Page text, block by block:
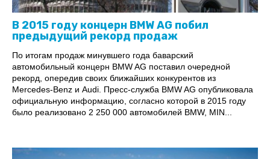
В 2015 году концерн BMW AG побил
предыдущий рекорд продаж
По итогам продаж минувшего года баварский
автомобильный концерн BMW AG поставил очередной
рекорд, опередив своих ближайших конкурентов из
Mercedes-Benz и Audi. Пресс-служба BMW AG опубликовала
официальную информацию, согласно которой в 2015 году
было реализовано 2 250 000 автомобилей BMW, MIN...